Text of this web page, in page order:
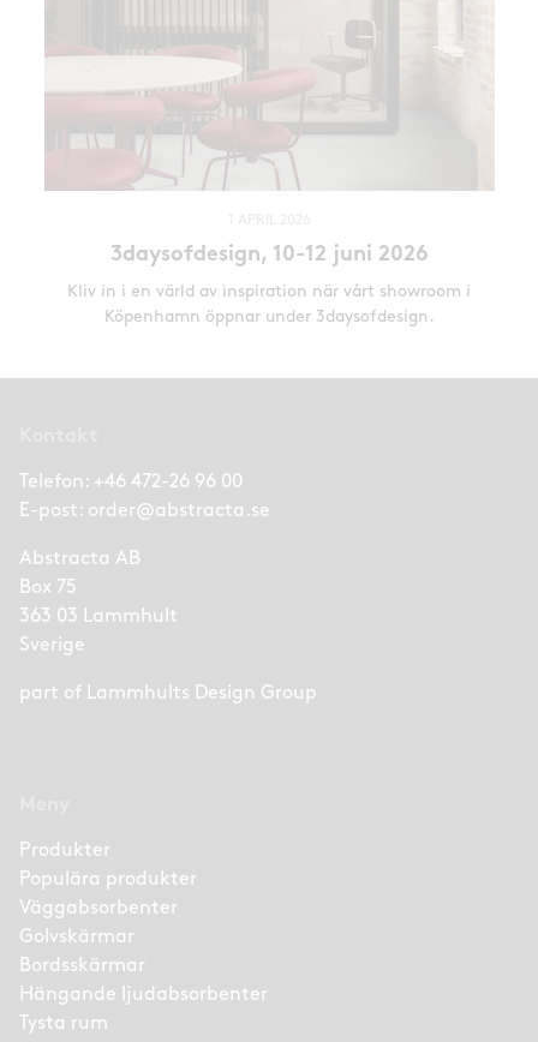
3daysofdesign, 10-12 juni 2026
Kliv in i en värld av inspiration när vårt showroom i
Köpenhamn öppnar under 3daysofdesign.
Telefon: +46 472-26 96 00
E-post: order@abstracta.se
Abstracta AB
Box 75
363 03 Lammhult
Sverige
part of Lammhults Design Group
Produkter
Populära produkter
Väggabsorbenter
Golvskärmar
Bordsskärmar
Hängande ljudabsorbenter
Tysta rum